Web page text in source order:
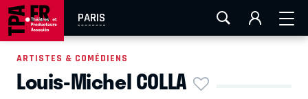
PARIS
AIX-MARSEILLE LA ROCHELLE
EN TOURNÉE
ARTISTES & COMÉDIENS
Louis-Michel COLLA